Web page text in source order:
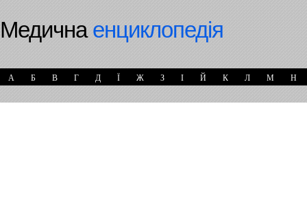
Медичнаенциклопедія
А Б В Г Д Ї Ж З І Й К Л М Н